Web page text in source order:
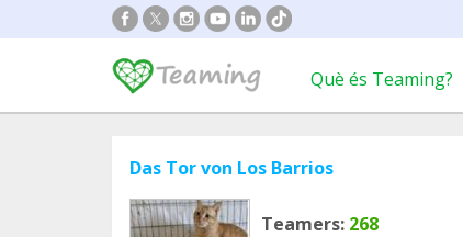
Què és Teaming?
Das Tor von Los Barrios
Teamers: 268